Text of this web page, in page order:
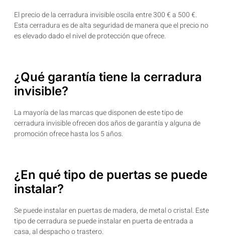
El precio de la cerradura invisible oscila entre 300 € a 500 €.
Esta cerradura es de alta seguridad de manera que el precio no
es elevado dado el nivel de protección que ofrece.
¿Qué garantía tiene la cerradura
invisible?
La mayoría de las marcas que disponen de este tipo de
cerradura invisible ofrecen dos años de garantía y alguna de
promoción ofrece hasta los 5 años.
¿En qué tipo de puertas se puede
instalar?
Se puede instalar en puertas de madera, de metal o cristal. Este
tipo de cerradura se puede instalar en puerta de entrada a
casa, al despacho o trastero.